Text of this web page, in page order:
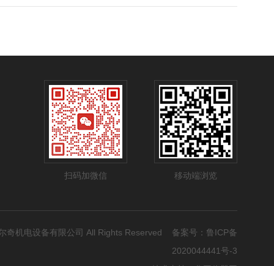
扫码加微信
移动端浏览
奇机电设备有限公司 All Rights Reserved 备案号： 鲁ICP备
2020044441号-3